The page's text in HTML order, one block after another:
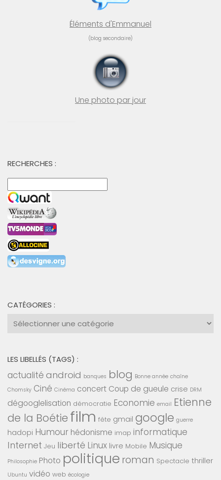
Éléments d'Emmanuel
(blog secondaire)
Une photo par jour
RECHERCHES :
CATÉGORIES :
Catégories
LES LIBELLÉS (TAGS) :
actualité android banques blog Bonne année chaîne
Chomsky Ciné Cinéma concert Coup de gueule crise DRM
dégooglelisation démocratie Economie email Etienne
de la Boétie film fête gmail google guerre
hadopi Humour hédonisme imap informatique
Internet Jeu liberté Linux livre Mobile Musique
Philosophie Photo politique roman Spectacle thriller
Ubuntu vidéo web écologie